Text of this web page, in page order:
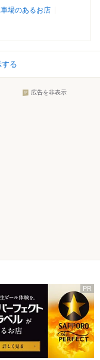
場のあるお店
る
広告を非表示
PR